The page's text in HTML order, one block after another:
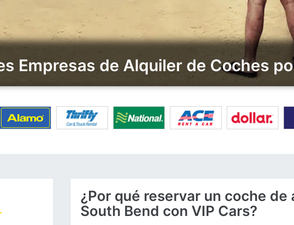
Empresas de Alquiler de Coches
¿Por qué reservar un coche de
South Bend con VIP Cars?